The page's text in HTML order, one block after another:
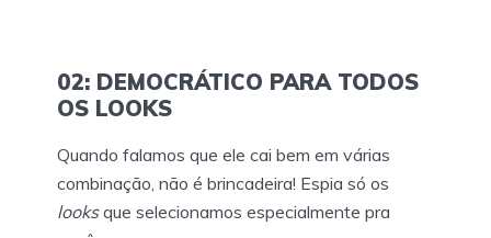
02: DEMOCRÁTICO PARA TODOS
OS LOOKS
Quando falamos que ele cai bem em várias
combinação, não é brincadeira! Espia só os
looksque selecionamos especialmente pra